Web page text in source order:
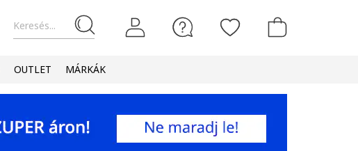
Keresés...
OUTLET MÁRKÁK